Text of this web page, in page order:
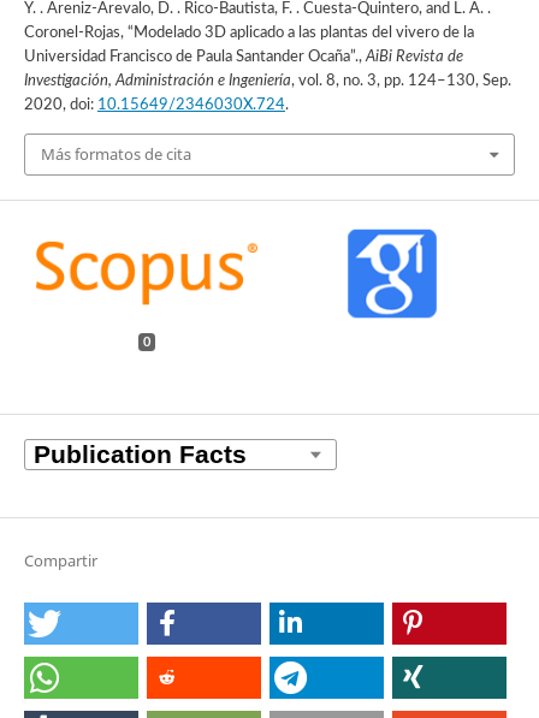
Y. . Areniz-Arevalo, D. . Rico-Bautista, F. . Cuesta-Quintero, and L. A. .
Coronel-Rojas, “Modelado 3D aplicado a las plantas del vivero de la
Universidad Francisco de Paula Santander Ocaña”.,AiBi Revista de
Investigación, Administración e Ingeniería, vol. 8, no. 3, pp. 124–130, Sep.
2020, doi: 10.15649/2346030X.724.
Más formatos de cita
0
Compartir